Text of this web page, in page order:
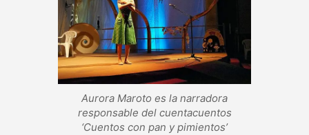
Aurora Maroto es la narradora
responsable del cuentacuentos
‘Cuentos con pan y pimientos’